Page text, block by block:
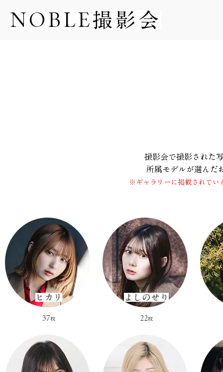
NOBLE撮影会
撮影会で撮影された
所属モデルが選んだ
※ギャラリーに掲載されてい
​ヒカリ​
37枚
​よしのせり
22枚